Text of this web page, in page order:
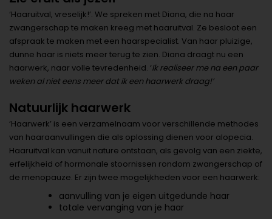
‘Haaruitval, vreselijk!’. We spreken met Diana, die na haar
zwangerschap te maken kreeg met haaruitval. Ze besloot een
afspraak te maken met een haarspecialist. Van haar pluizige,
dunne haar is niets meer terug te zien. Diana draagt nu een
haarwerk, naar volle tevredenheid. ‘Ik realiseer me na een paar
weken al niet eens meer dat ik een haarwerk draag!’
Natuurlijk haarwerk
‘Haarwerk’ is een verzamelnaam voor verschillende methodes
van haaraanvullingen die als oplossing dienen voor alopecia.
Haaruitval kan vanuit nature ontstaan, als gevolg van een ziekte,
erfelijkheid of hormonale stoornissen rondom zwangerschap of
de menopauze. Er zijn twee mogelijkheden voor een haarwerk:
aanvulling van je eigen uitgedunde haar
totale vervanging van je haar